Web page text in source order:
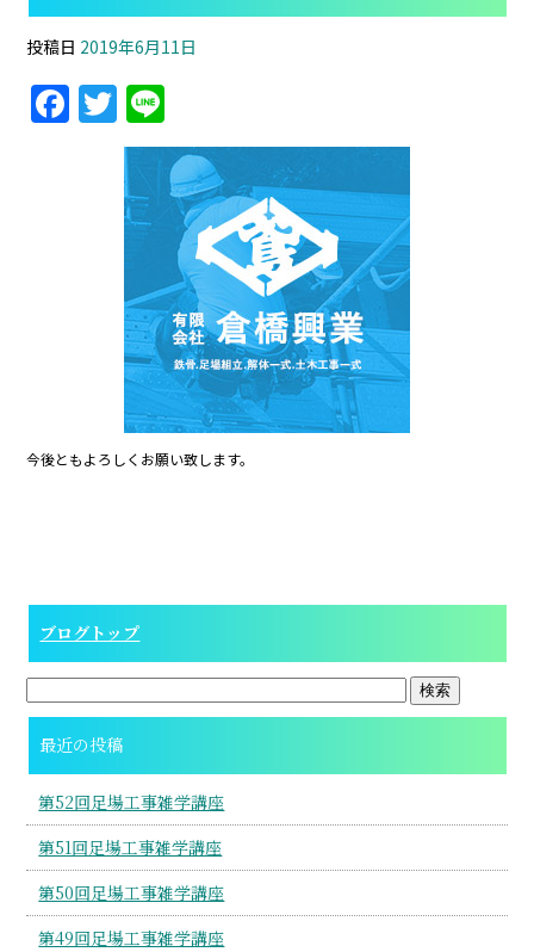
投稿日 2019年6月11日
F T
w
itt
er
n
e
今後ともよろしくお願い致します。
ブログトップ
最近の投稿
第52回足場工事雑学講座
第51回足場工事雑学講座
第50回足場工事雑学講座
第49回足場工事雑学講座